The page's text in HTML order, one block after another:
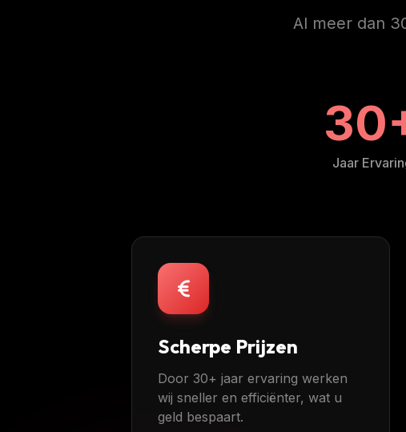
Al meer dan
Jaar
Scherpe Prijzen
Door 30+ jaar ervaring werken
wij sneller en efficiënter, wat u
geld bespaart.